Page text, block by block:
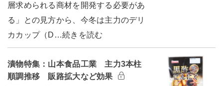
層求められる商材を開発する必要があ
る」との見方から、今冬は主力のデリ
カカップ（D…続きを読む
漬物特集：山本食品工業 主力3本柱
順調推移 販路拡大など効果